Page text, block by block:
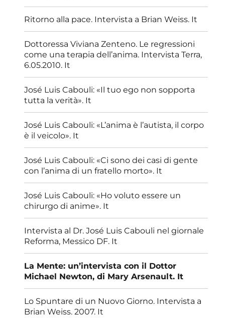
Ritorno alla pace. Intervista a Brian Weiss. It
Dottoressa Viviana Zenteno. Le regressioni
come una terapia dell’anima. Intervista Terra,
6.05.2010. It
José Luis Cabouli: «Il tuo ego non sopporta
tutta la verità». It
José Luis Cabouli: «L’anima è l’autista, il corpo
è il veicolo». It
José Luis Cabouli: «Ci sono dei casi di gente
con l’anima di un fratello morto». It
José Luis Cabouli: «Ho voluto essere un
chirurgo di anime». It
Intervista al Dr. José Luis Cabouli nel giornale
Reforma, Messico DF. It
La Mente: un’intervista con il Dottor
Michael Newton, di Mary Arsenault. It
Lo Spuntare di un Nuovo Giorno. Intervista a
Brian Weiss. 2007. It